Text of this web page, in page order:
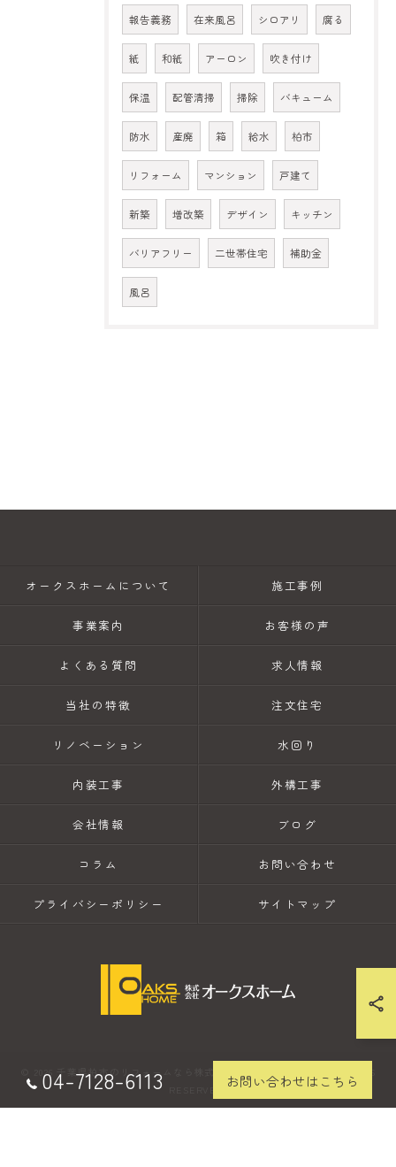
報告義務 在来風呂 シロアリ 腐る
紙 和紙 アーロン 吹き付け
保温 配管清掃 掃除 バキューム
防水 産廃 箱 給水 柏市
リフォーム マンション 戸建て
新築 増改築 デザイン キッチン
バリアフリー 二世帯住宅 補助金
風呂
04-7128-6113 お問い合わせはこちら
オークスホームについて 施工事例
事業案内 お客様の声
よくある質問 求人情報
当社の特徴 注文住宅
リノベーション 水回り
内装工事 外構工事
会社情報 ブログ
コラム お問い合わせ
プライバシーポリシー サイトマップ
© 2026 千葉県柏市のリフォームなら株式会社オークスホーム ALL RIGHTS